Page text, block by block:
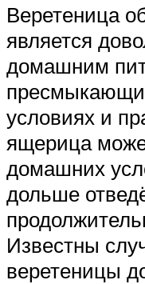
Веретеница
является
домашним
условиях и
ящерица
домашних
дольше
Известны
веретеницы